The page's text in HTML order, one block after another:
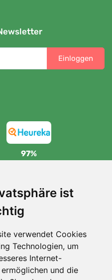
ist
verwendet Cookies
Technologien, um
Internet-
und die
Einloggen
97%
kostenlos
über 80 EUR
und Rückgabe
innerhalb von 90 Tagen